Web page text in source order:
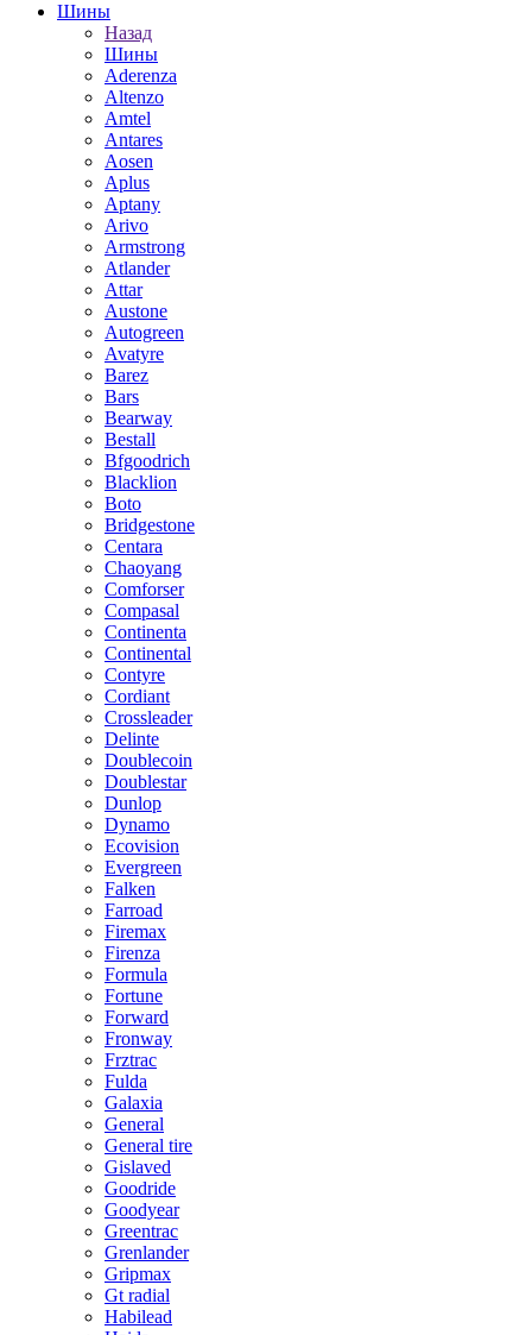
Шины
Назад
Шины
Aderenza
Altenzo
Amtel
Antares
Aosen
Aplus
Aptany
Arivo
Armstrong
Atlander
Attar
Austone
Autogreen
Avatyre
Barez
Bars
Bearway
Bestall
Bfgoodrich
Blacklion
Boto
Bridgestone
Centara
Chaoyang
Comforser
Compasal
Continenta
Continental
Contyre
Cordiant
Crossleader
Delinte
Doublecoin
Doublestar
Dunlop
Dynamo
Ecovision
Evergreen
Falken
Farroad
Firemax
Firenza
Formula
Fortune
Forward
Fronway
Frztrac
Fulda
Galaxia
General
General tire
Gislaved
Goodride
Goodyear
Greentrac
Grenlander
Gripmax
Gt radial
Habilead